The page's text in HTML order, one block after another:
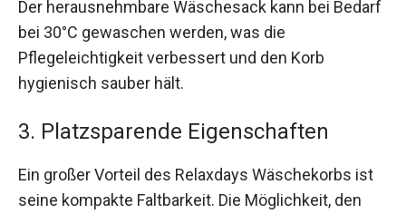
Der herausnehmbare Wäschesack kann bei Bedarf
bei 30°C gewaschen werden, was die
Pflegeleichtigkeit verbessert und den Korb
hygienisch sauber hält.
3. Platzsparende Eigenschaften
Ein großer Vorteil des Relaxdays Wäschekorbs ist
seine kompakte Faltbarkeit. Die Möglichkeit, den